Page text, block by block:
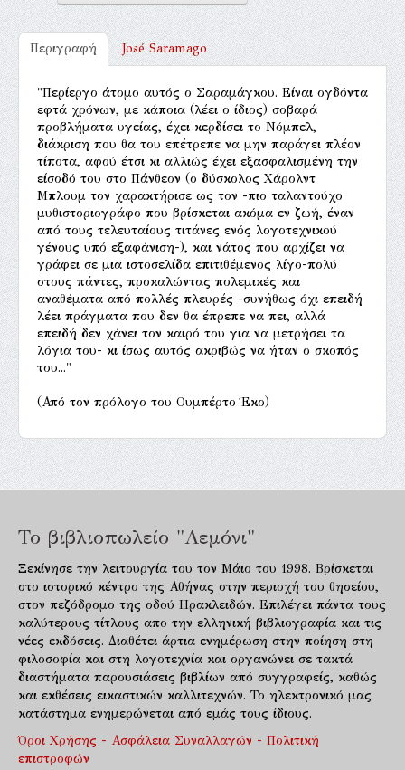
Περιγραφή José Saramago
"Περίεργο άτομο αυτός ο Σαραμάγκου. Είναι ογδόντα
εφτά χρόνων, με κάποια (λέει ο ίδιος) σοβαρά
προβλήματα υγείας, έχει κερδίσει το Νόμπελ,
διάκριση που θα του επέτρεπε να μην παράγει πλέον
τίποτα, αφού έτσι κι αλλιώς έχει εξασφαλισμένη την
είσοδό του στο Πάνθεον (ο δύσκολος Χάρολντ
Μπλουμ τον χαρακτήρισε ως τον -πιο ταλαντούχο
μυθιστοριογράφο που βρίσκεται ακόμα εν ζωή, έναν
από τους τελευταίους τιτάνες ενός λογοτεχνικού
γένους υπό εξαφάνιση-), και νάτος που αρχίζει να
γράφει σε μια ιστοσελίδα επιτιθέμενος λίγο-πολύ
στους πάντες, προκαλώντας πολεμικές και
αναθέματα από πολλές πλευρές -συνήθως όχι επειδή
λέει πράγματα που δεν θα έπρεπε να πει, αλλά
επειδή δεν χάνει τον καιρό του για να μετρήσει τα
λόγια του- κι ίσως αυτός ακριβώς να ήταν ο σκοπός
του..."
(Από τον πρόλογο του Ουμπέρτο Έκο)
Το βιβλιοπωλείο "Λεμόνι"
Ξεκίνησε την λειτουργία του τον Μάιο του 1998. Βρίσκεται
στο ιστορικό κέντρο της Αθήνας στην περιοχή του θησείου,
στον πεζόδρομο της οδού Ηρακλειδών. Επιλέγει πάντα τους
καλύτερους τίτλους απο την ελληνική βιβλιογραφία και τις
νέες εκδόσεις. Διαθέτει άρτια ενημέρωση στην ποίηση στη
φιλοσοφία και στη λογοτεχνία και οργανώνει σε τακτά
διαστήματα παρουσιάσεις βιβλίων από συγγραφείς, καθώς
και εκθέσεις εικαστικών καλλιτεχνών. Το ηλεκτρονικό μας
κατάστημα ενημερώνεται από εμάς τους ίδιους.
Όροι Χρήσης - Ασφάλεια Συναλλαγών - Πολιτική
επιστροφών